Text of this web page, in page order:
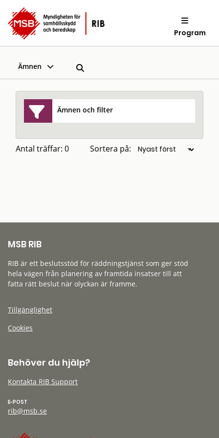
Program
Ämnen
Ämnen och filter
Antal träffar: 0 Sortera på:
MSB RIB
RIB är ett beslutsstöd för räddningstjänst som ger stöd
hela vägen från planering av framtida insatser till att
fatta rätt beslut när olyckan är framme.
Tillgänglighet
Cookies
Behöver du hjälp?
Kontakta RIB Support
E-POST
rib@msb.se